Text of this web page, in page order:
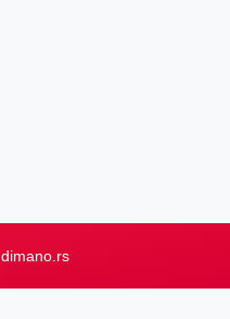
dimano.rs